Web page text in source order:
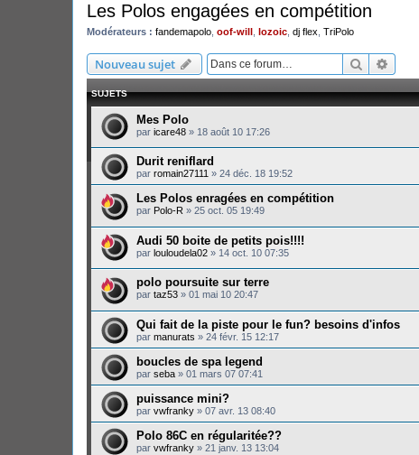
Les Polos engagées en compétition
Modérateurs : fandemapolo oof-will lozoic dj flex TriPolo
Nouveau sujet Rechercher
SUJETS
Mes Polo
par icare48 » 18 août 10 17:26
Durit reniflard
par romain27111 » 24 déc. 18 19:52
Les Polos enragées en compétition
par Polo-R » 25 oct. 05 19:49
Audi 50 boite de petits pois!!!!
par louloudela02 » 14 oct. 10 07:35
polo poursuite sur terre
par taz53 » 01 mai 10 20:47
Qui fait de la piste pour le fun? besoins d'infos
par manurats » 24 févr. 15 12:17
boucles de spa legend
par seba » 01 mars 07 07:41
puissance mini?
par vwfranky » 07 avr. 13 08:40
Polo 86C en régularitée??
par vwfranky » 21 janv. 13 13:04